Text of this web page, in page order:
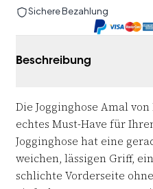
Sichere Bezahlung
Beschreibung
Die Jogginghose Amal
echtes Must-Have für
Jogginghose hat eine
weichen, lässigen Griff,
schlichte Vorderseite